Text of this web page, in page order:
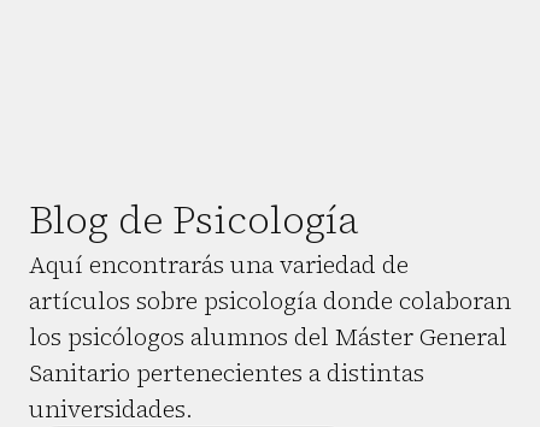
Blog de Psicología
Aquí encontrarás una variedad de
artículos sobre psicología donde colaboran
los psicólogos alumnos del Máster General
Sanitario pertenecientes a distintas
universidades.